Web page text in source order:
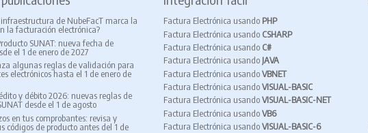
de NubeFacT marca la
la facturación electrónica?
SUNAT: nueva fecha de
el 1 de enero de 2027
algunas reglas de validación para
electrónicos hasta el 1 de enero de
y débito 2026: nuevas reglas de
desde el 1 de agosto
en tus comprobantes: revisa y
códigos de producto antes del 1 de
Factura Electrónica usando PHP
Factura Electrónica usando CSHARP
Factura Electrónica usando C#
Factura Electrónica usandoJAVA
Factura Electrónica usandoVBNET
Factura Electrónica usandoVISUAL-BASIC
Factura Electrónica usandoVISUAL-BASIC-NET
Factura Electrónica usandoVB6
Factura Electrónica usandoVISUAL-BASIC-6